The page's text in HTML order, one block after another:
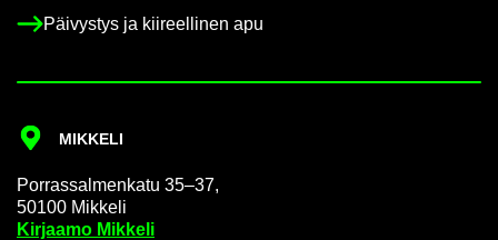
Päi­vys­tys ja kii­reel­li­nen apu
MIK­KE­LI
Por­ras­sal­men­ka­tu 35–37,
50100 Mik­ke­li
Kir­jaa­mo Mik­ke­li